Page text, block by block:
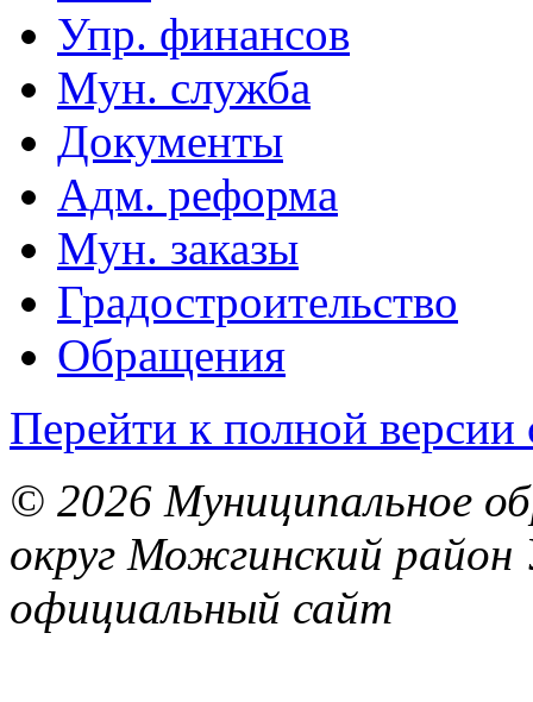
Упр. финансов
Мун. служба
Документы
Адм. реформа
Мун. заказы
Градостроительство
Обращения
Перейти к полной версии
© 2026 Муниципальное
округ Можгинский район
официальный сайт